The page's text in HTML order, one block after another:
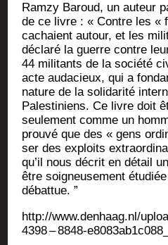
Ram­zy Baroud, un auteur
de ce livre : « Contre les «
cachaient autour, et les
décla­ré la guerre contre
44 mili­tants de la socié­té
acte auda­cieux, qui a
nature de la soli­da­ri­té
Pales­ti­niens. Ce livre doit
seule­ment comme un
prou­vé que des « gens
ser des exploits
qu’il nous décrit en détail
être soi­gneu­se­ment
débattue. ”
http://www.denhaag.nl/
4398 – 8848-